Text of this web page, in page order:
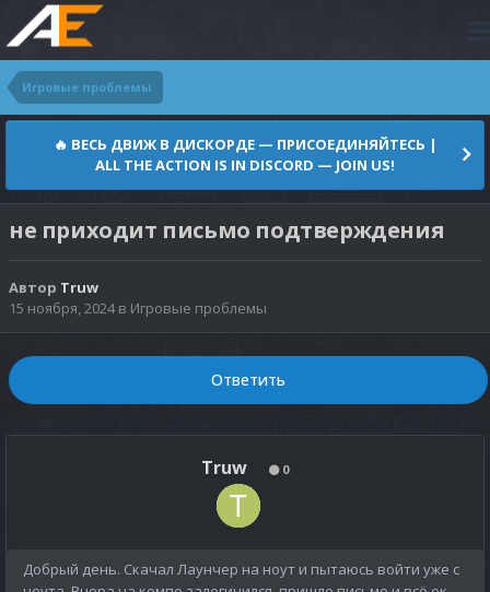
Игровые проблемы
🔥 ВЕСЬ ДВИЖ В ДИСКОРДЕ — ПРИСОЕДИНЯЙТЕСЬ |
ALL THE ACTION IS IN DISCORD — JOIN US!
не приходит письмо подтверждения
Автор Truw
15 ноября, 2024в Игровые проблемы
Ответить
Truw 0
Добрый день. Скачал Лаунчер на ноут и пытаюсь войти уже с